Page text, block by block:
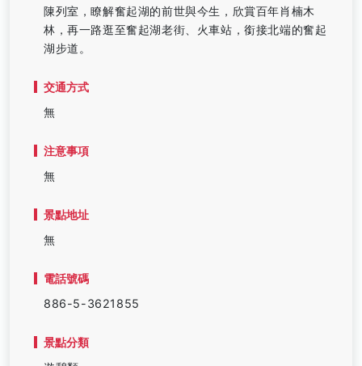
陳列室，瞭解奮起湖的前世與今生，欣賞百年肖楠木
林，再一路逛至奮起湖老街、火車站，銜接北端的奮起
湖步道。
交通方式
無
注意事項
無
景點地址
無
電話號碼
886-5-3621855
景點分類